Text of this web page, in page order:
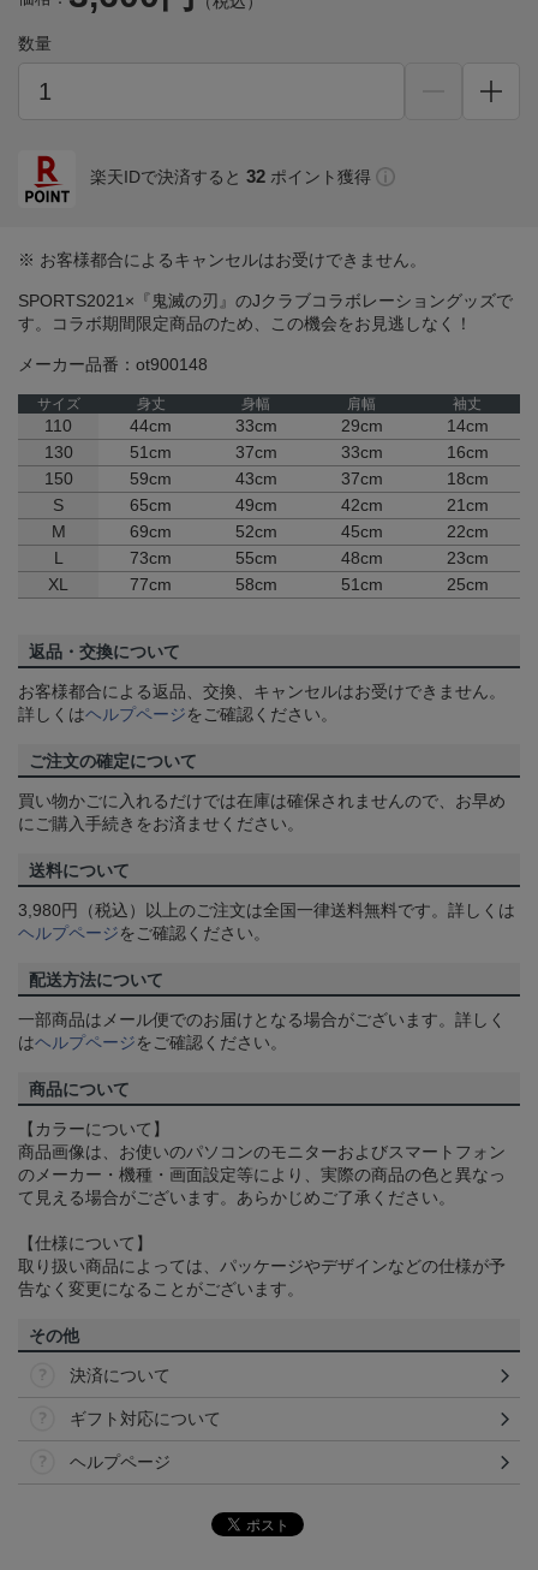
数量
楽天IDで決済すると 32 ポイント獲得
※ お客様都合によるキャンセルはお受けできません。
SPORTS2021×『鬼滅の刃』のJクラブコラボレーショングッズで
す。コラボ期間限定商品のため、この機会をお見逃しなく！
メーカー品番：ot900148
サイズ 身丈 身幅 肩幅 袖丈
110 44cm 33cm 29cm
14cm
130
51cm 37cm 33cm
16cm
150
59cm 43cm 37cm
18cm
S
65cm 49cm 42cm
21cm
M
69cm 52cm 45cm
22cm
L
73cm 55cm 48cm
23cm
XL
77cm 58cm 51cm 25cm
返品・交換について
お客様都合による返品、交換、キャンセルはお受けできません。
詳しくはヘルプページをご確認ください。
ご注文の確定について
買い物かごに入れるだけでは在庫は確保されませんので、お早め
にご購入手続きをお済ませください。
送料について
3,980円（税込）以上のご注文は全国一律送料無料です。詳しくは
ヘルプページをご確認ください。
配送方法について
一部商品はメール便でのお届けとなる場合がございます。詳しく
はヘルプページをご確認ください。
商品について
【カラーについて】
商品画像は、お使いのパソコンのモニターおよびスマートフォン
のメーカー・機種・画面設定等により、実際の商品の色と異なっ
て見える場合がございます。あらかじめご了承ください。
【仕様について】
取り扱い商品によっては、パッケージやデザインなどの仕様が予
告なく変更になることがございます。
その他
決済について
ギフト対応について
ヘルプページ